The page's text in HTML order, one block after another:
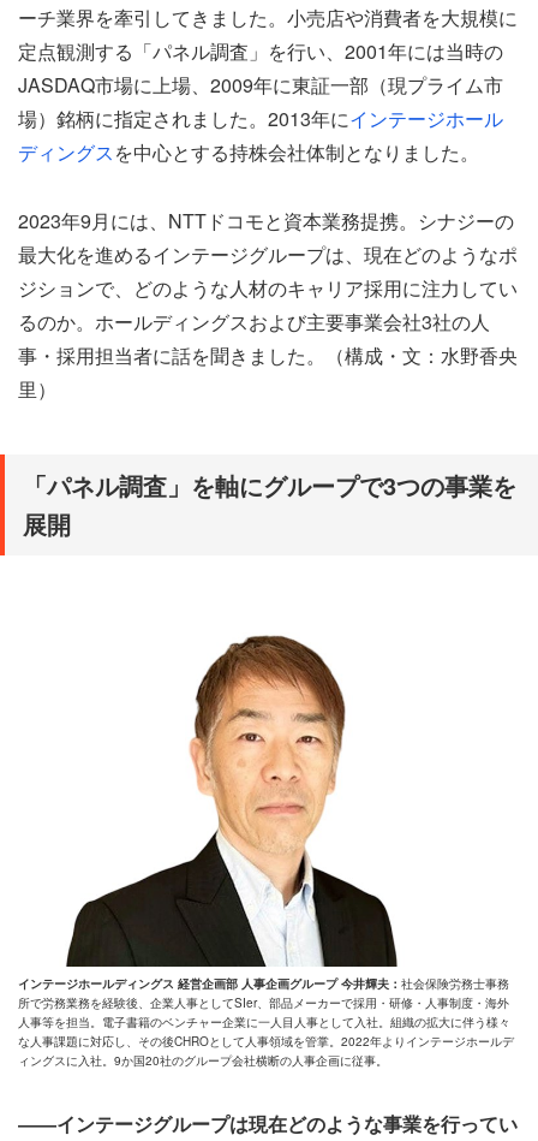
ーチ業界を牽引してきました。小売店や消費者を大規模に
定点観測する「パネル調査」を行い、2001年には当時の
JASDAQ市場に上場、2009年に東証一部（現プライム市
場）銘柄に指定されました。2013年にインテージホール
ディングスを中心とする持株会社体制となりました。
2023年9月には、NTTドコモと資本業務提携。シナジーの
最大化を進めるインテージグループは、現在どのようなポ
ジションで、どのような人材のキャリア採用に注力してい
るのか。ホールディングスおよび主要事業会社3社の人
事・採用担当者に話を聞きました。（構成・文：水野香央
里）
「パネル調査」を軸にグループで3つの事業を
展開
インテージホールディングス 経営企画部 人事企画グループ 今井輝夫： 社会保険労務士事務
所で労務業務を経験後、企業人事としてSIer、部品メーカーで採用・研修・人事制度・海外
人事等を担当。電子書籍のベンチャー企業に一人目人事として入社。組織の拡大に伴う様々
な人事課題に対応し、その後CHROとして人事領域を管掌。2022年よりインテージホールデ
ィングスに入社。9か国20社のグループ会社横断の人事企画に従事。
――インテージグループは現在どのような事業を行ってい